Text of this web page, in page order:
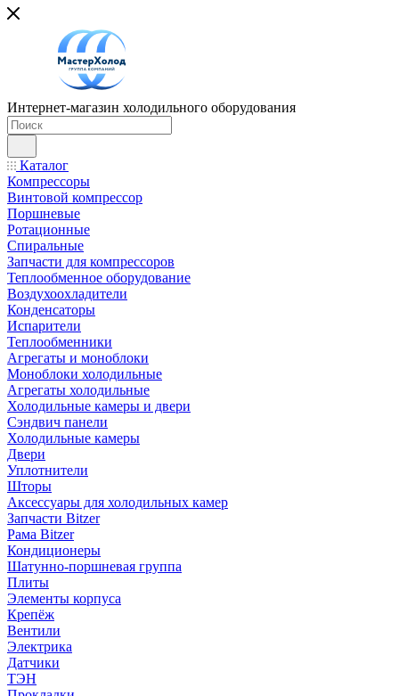
Интернет-магазин холодильного оборудования
Каталог
Компрессоры
Винтовой компрессор
Поршневые
Ротационные
Спиральные
Запчасти для компрессоров
Теплообменное оборудование
Воздухоохладители
Конденсаторы
Испарители
Теплообменники
Агрегаты и моноблоки
Моноблоки холодильные
Агрегаты холодильные
Холодильные камеры и двери
Сэндвич панели
Холодильные камеры
Двери
Уплотнители
Шторы
Аксессуары для холодильных камер
Запчасти Bitzer
Рама Bitzer
Кондиционеры
Шатунно-поршневая группа
Плиты
Элементы корпуса
Крепёж
Вентили
Электрика
Датчики
ТЭН